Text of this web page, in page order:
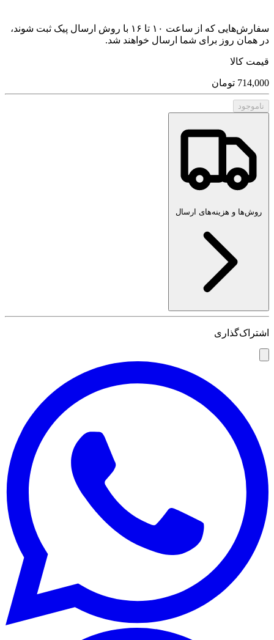
سفارش‌هایی که از ساعت ۱۰ تا ۱۶ با روش ارسال پیک ثبت شوند،
در همان روز برای شما ارسال خواهند شد.
قیمت کالا
714,000 تومان
ناموجود
روش‌ها و هزینه‌های ارسال
اشتراک‌گذاری